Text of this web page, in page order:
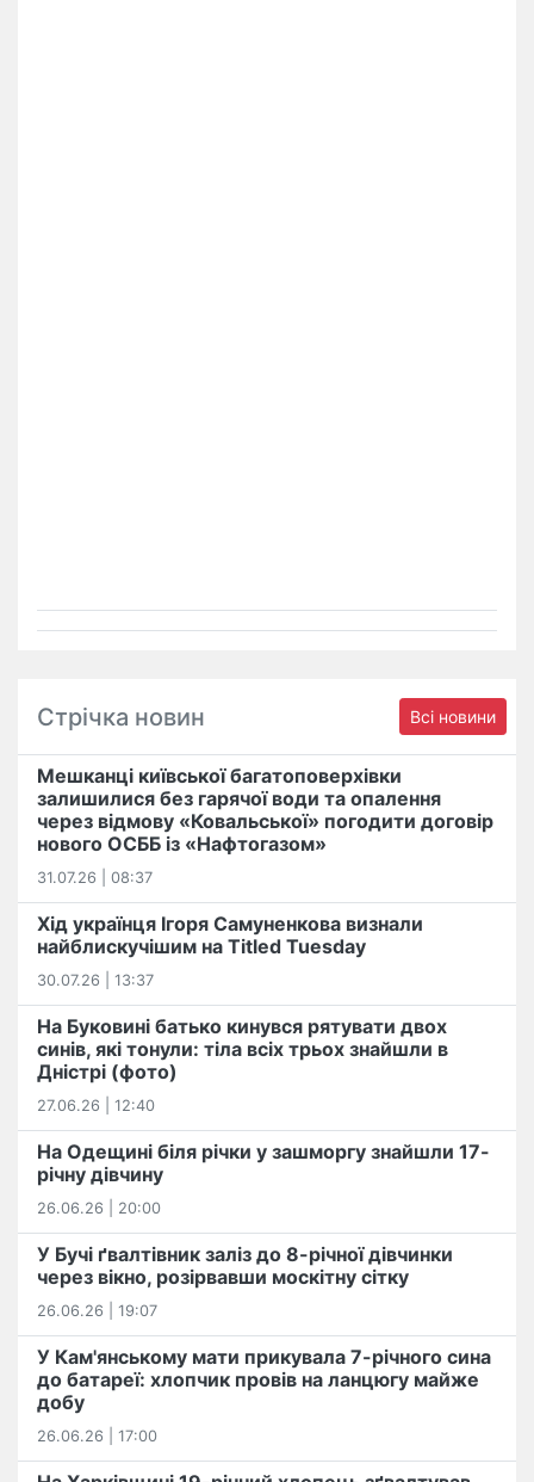
Стрічка новин Всі новини
Мешканці київської багатоповерхівки
залишилися без гарячої води та опалення
через відмову «Ковальської» погодити договір
нового ОСББ із «Нафтогазом»
31.07.26 | 08:37
Хід українця Ігоря Самуненкова визнали
найблискучішим на Titled Tuesday
30.07.26 | 13:37
На Буковині батько кинувся рятувати двох
синів, які тонули: тіла всіх трьох знайшли в
Дністрі (фото)
27.06.26 | 12:40
На Одещині біля річки у зашморгу знайшли 17-
річну дівчину
26.06.26 | 20:00
У Бучі ґвалтівник заліз до 8-річної дівчинки
через вікно, розірвавши москітну сітку
26.06.26 | 19:07
У Кам'янському мати прикувала 7-річного сина
до батареї: хлопчик провів на ланцюгу майже
добу
26.06.26 | 17:00